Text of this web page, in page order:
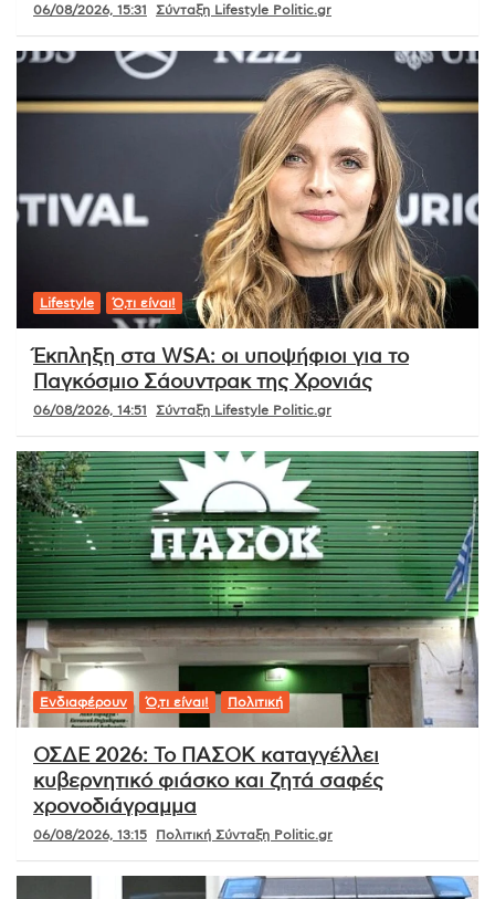
06/08/2026, 15:31 Σύνταξη Lifestyle Politic.gr
Lifestyle Ό,τι είναι!
Έκπληξη στα WSA: οι υποψήφιοι για το
Παγκόσμιο Σάουντρακ της Χρονιάς
06/08/2026, 14:51 Σύνταξη Lifestyle Politic.gr
Ενδιαφέρουν Ό,τι είναι! Πολιτική
ΟΣΔΕ 2026: Το ΠΑΣΟΚ καταγγέλλει
κυβερνητικό φιάσκο και ζητά σαφές
χρονοδιάγραμμα
06/08/2026, 13:15 Πολιτική Σύνταξη Politic.gr